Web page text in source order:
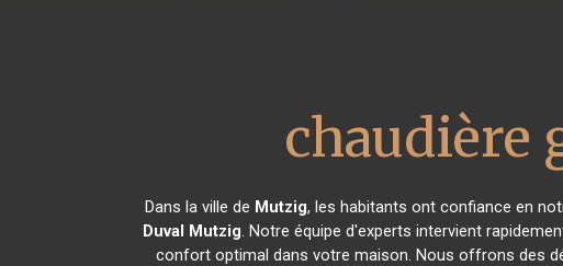
chaudière
Dans la ville de Mutzig, les habitants ont confiance en
Duval Mutzig. Notre équipe d'experts intervient
confort optimal dans votre maison. Nous offrons des